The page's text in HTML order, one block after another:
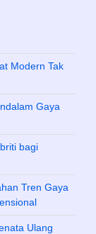
Modern Tak
Gaya
bagi
Tren Gaya
Ulang